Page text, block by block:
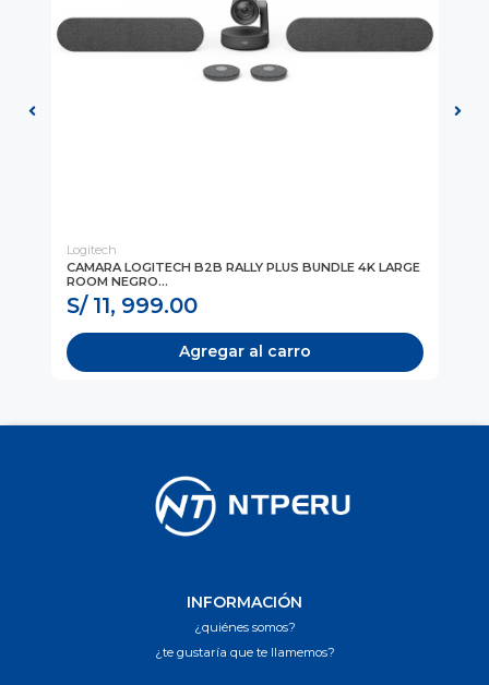
Logitech
CAMARA LOGITECH B2B RALLY PLUS BUNDLE 4K LARGE
ROOM NEGRO...
S/ 11, 999.00
Agregar al carro
INFORMACIÓN
¿quiénes somos?
¿te gustaría que te llamemos?